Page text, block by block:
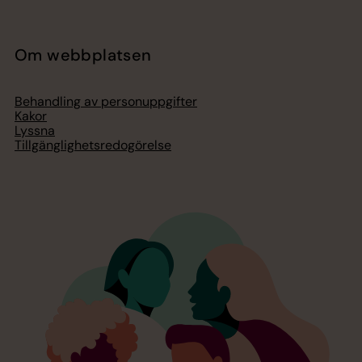
Om webbplatsen
Behandling av personuppgifter
Kakor
Lyssna
Tillgänglighetsredogörelse